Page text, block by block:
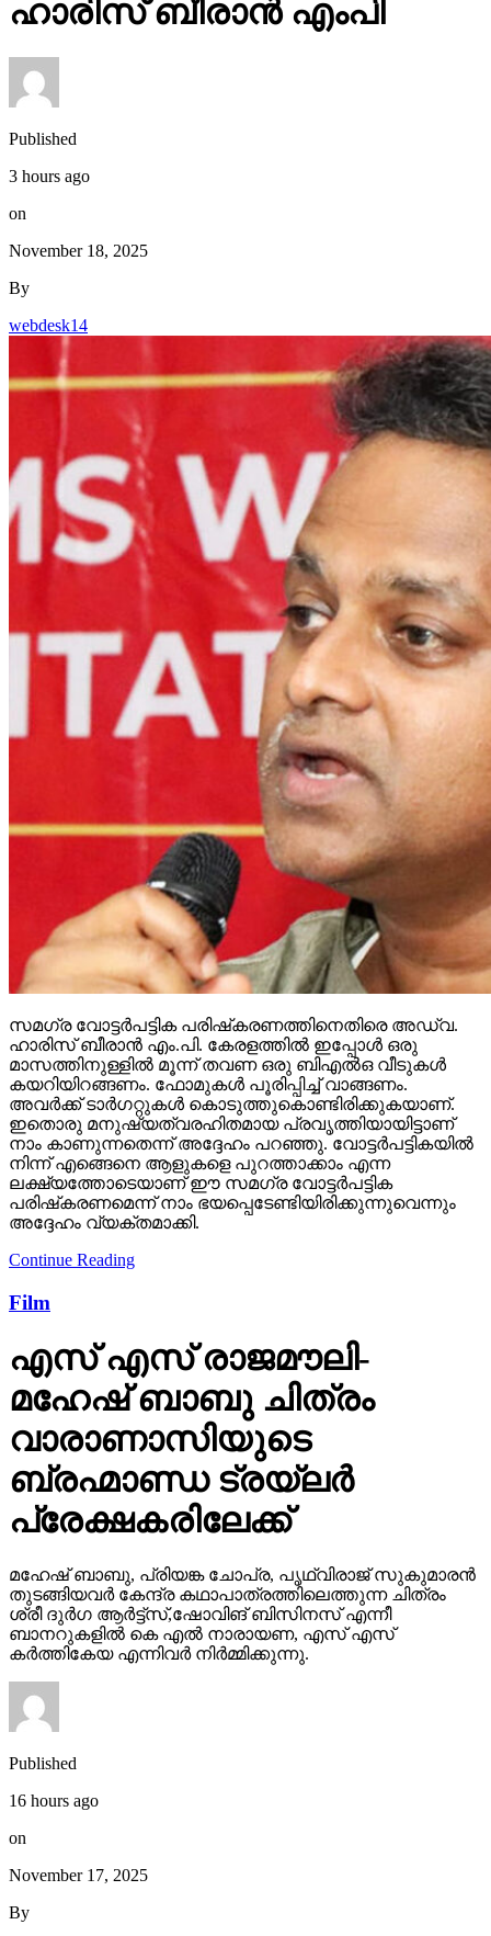
ഹാരിസ് ബീരാൻ എംപി
Published
3 hours ago
on
November 18, 2025
By
webdesk14
സമഗ്ര വോട്ടര്‍പട്ടിക പരിഷ്‌കരണത്തിനെതിരെ അഡ്വ.
ഹാരിസ് ബീരാന്‍ എം.പി. കേരളത്തില്‍ ഇപ്പോള്‍ ഒരു
മാസത്തിനുള്ളില്‍ മൂന്ന് തവണ ഒരു ബിഎല്‍ഒ വീടുകള്‍
കയറിയിറങ്ങണം. ഫോമുകള്‍ പൂരിപ്പിച്ച് വാങ്ങണം.
അവര്‍ക്ക് ടാര്‍ഗറ്റുകള്‍ കൊടുത്തുകൊണ്ടിരിക്കുകയാണ്.
ഇതൊരു മനുഷ്യത്വരഹിതമായ പ്രവൃത്തിയായിട്ടാണ്
നാം കാണുന്നതെന്ന് അദ്ദേഹം പറഞ്ഞു. വോട്ടര്‍പട്ടികയില്‍
നിന്ന് എങ്ങെനെ ആളുകളെ പുറത്താക്കാം എന്ന
ലക്ഷ്യത്തോടെയാണ് ഈ സമഗ്ര വോട്ടര്‍പട്ടിക
പരിഷ്‌കരണമെന്ന് നാം ഭയപ്പെടേണ്ടിയിരിക്കുന്നുവെന്നും
അദ്ദേഹം വ്യക്തമാക്കി.
Continue Reading
Film
എസ് എസ് രാജമൗലി-
മഹേഷ് ബാബു ചിത്രം
വാരാണാസിയുടെ
ബ്രഹ്മാണ്ഡ ട്രയ്ലർ
പ്രേക്ഷകരിലേക്ക്
മഹേഷ് ബാബു, പ്രിയങ്ക ചോപ്ര, പൃഥ്വിരാജ് സുകുമാരൻ
തുടങ്ങിയവർ കേന്ദ്ര കഥാപാത്രത്തിലെത്തുന്ന ചിത്രം
ശ്രീ ദുർഗ ആർട്ട്സ്,ഷോവിങ് ബിസിനസ് എന്നീ
ബാനറുകളിൽ കെ എൽ നാരായണ, എസ് എസ്
കർത്തികേയ എന്നിവർ നിർമ്മിക്കുന്നു.
Published
16 hours ago
on
November 17, 2025
By